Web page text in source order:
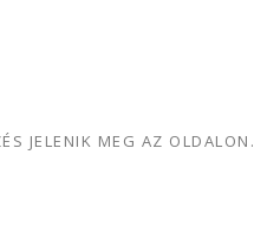
JELENIK MEG AZ OLDALON.